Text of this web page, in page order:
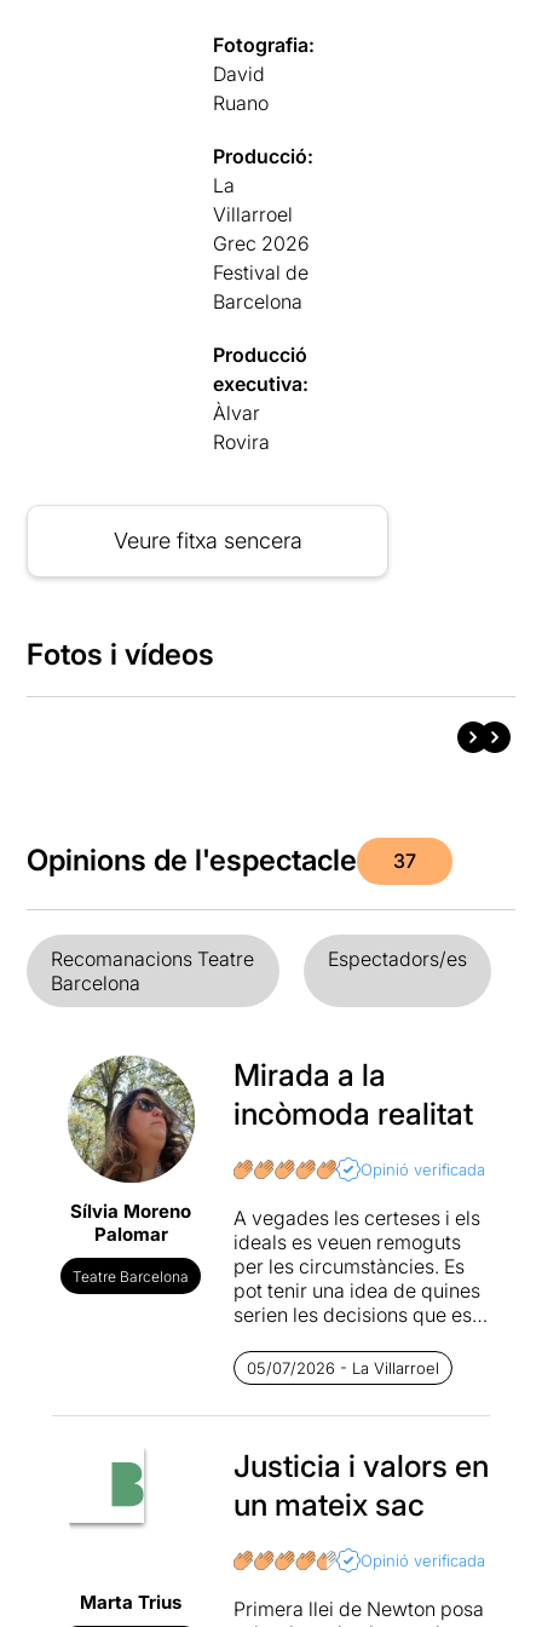
Fotografia:
David
Ruano
Producció:
La
Villarroel
Grec 2026
Festival de
Barcelona
Producció
executiva:
Àlvar
Rovira
Veure fitxa sencera
Fotos i vídeos
Opinions de l'espectacle 37
Recomanacions Teatre
Barcelona
Espectadors/es
Sílvia Moreno
Palomar
Teatre Barcelona
Mirada a la
incòmoda realitat
Opinió verificada
A vegades les certeses i els
ideals es veuen remoguts
per les circumstàncies. Es
pot tenir una idea de quines
serien les decisions que es
situació, però la veritat és
que la realitat provoca
canvis de pensament o crea
res pot ser totalment blanc o
negre.
aquesta obra una reflexió
sobre allò que és just o
injust, una determinació que
05/07/2026 - La Villarroel
Marta Trius
Justicia i valors en
un mateix sac
Opinió verificada
Primera llei de Newton posa